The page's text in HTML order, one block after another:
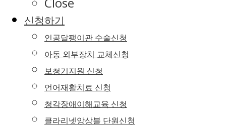
신청하기
인공달팽이관 수술신청
아동 외부장치 교체신청
보청기지원 신청
언어재활치료 신청
청각장애이해교육 신청
클라리넷앙상블 단원신청